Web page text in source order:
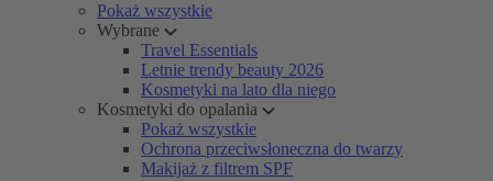
Pokaż wszystkie
Wybrane
Travel Essentials
Letnie trendy beauty 2026
Kosmetyki na lato dla niego
Kosmetyki do opalania
Pokaż wszystkie
Ochrona przeciwsłoneczna do twarzy
Makijaż z filtrem SPF